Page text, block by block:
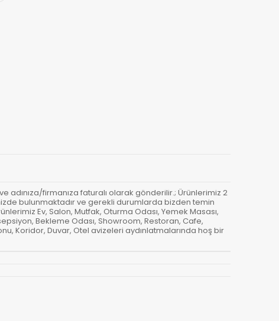
adınıza/firmanıza faturalı olarak gönderilir.; Ürünlerimiz 2
bulunmaktadır ve gerekli durumlarda bizden temin
Ev, Salon, Mutfak, Oturma Odası, Yemek Masası,
Bekleme Odası, Showroom, Restoran, Cafe,
Koridor, Duvar, Otel avizeleri aydınlatmalarında hoş bir